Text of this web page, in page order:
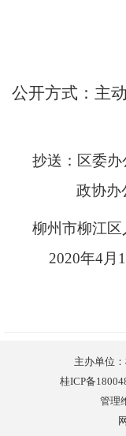
公开方式： 主
抄送：区委
政协办
柳州市
2020年4月
主办单位
桂ICP备
管理